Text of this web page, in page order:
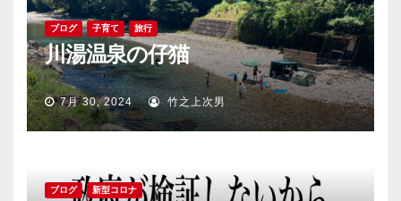
ブログ 子育て 旅行
川湯温泉の仔猫
7月 30, 2024 竹之上次男
ブログ 新型コロナ